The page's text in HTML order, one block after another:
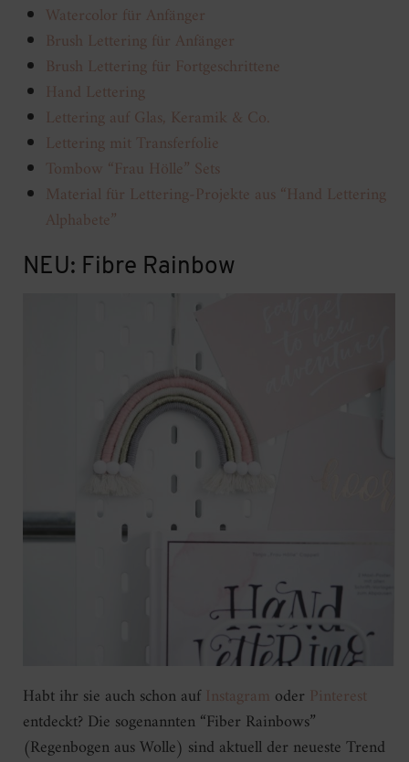
Watercolor für Anfänger
Brush Lettering für Anfänger
Brush Lettering für Fortgeschrittene
Hand Lettering
Lettering auf Glas, Keramik & Co.
Lettering mit Transferfolie
Tombow “Frau Hölle” Sets
Material für Lettering-Projekte aus “Hand Lettering
Alphabete”
NEU: Fibre Rainbow
Habt ihr sie auch schon aufInstagram oder Pinterest
entdeckt? Die sogenannten “Fiber Rainbows”
(Regenbogen aus Wolle) sind aktuell der neueste Trend